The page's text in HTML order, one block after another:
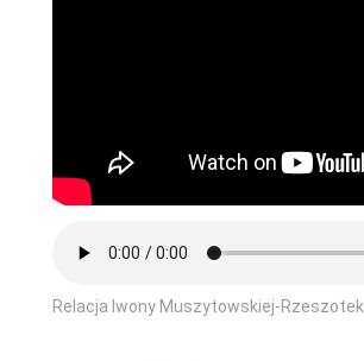
Relacja Iwony Muszytowskiej-Rzeszotek